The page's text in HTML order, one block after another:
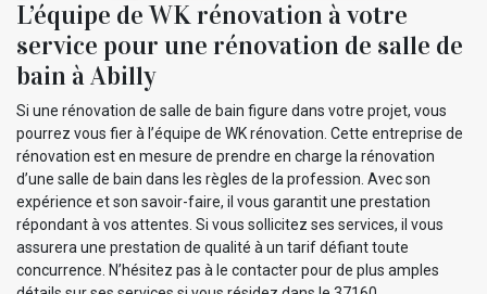
L’équipe de WK rénovation à votre
service pour une rénovation de salle de
bain à Abilly
Si une rénovation de salle de bain figure dans votre projet, vous
pourrez vous fier à l’équipe de WK rénovation. Cette entreprise de
rénovation est en mesure de prendre en charge la rénovation
d’une salle de bain dans les règles de la profession. Avec son
expérience et son savoir-faire, il vous garantit une prestation
répondant à vos attentes. Si vous sollicitez ses services, il vous
assurera une prestation de qualité à un tarif défiant toute
concurrence. N’hésitez pas à le contacter pour de plus amples